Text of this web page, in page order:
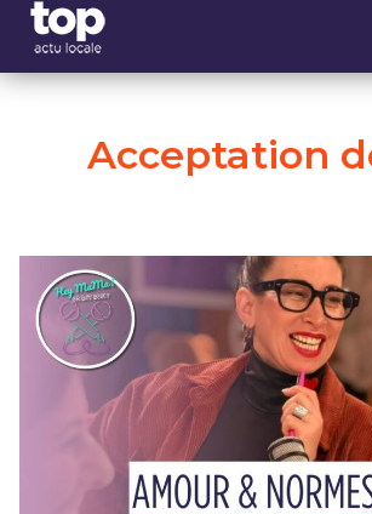
Acceptation
Panneau de gestion des cookies